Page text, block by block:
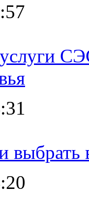
выбрать